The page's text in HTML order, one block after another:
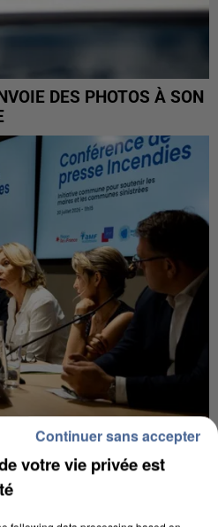
DES PHOTOS À SON
LANCE UN ÉLAN
LES...
votre vie privée est
Continuer sans accepter